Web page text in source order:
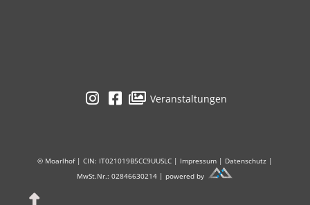
Veranstaltungen
© Moarlhof | CIN: IT021019B5CC9UUSLC | Impressum | Datenschutz |
MwSt.Nr.: 02846630214 | powered by